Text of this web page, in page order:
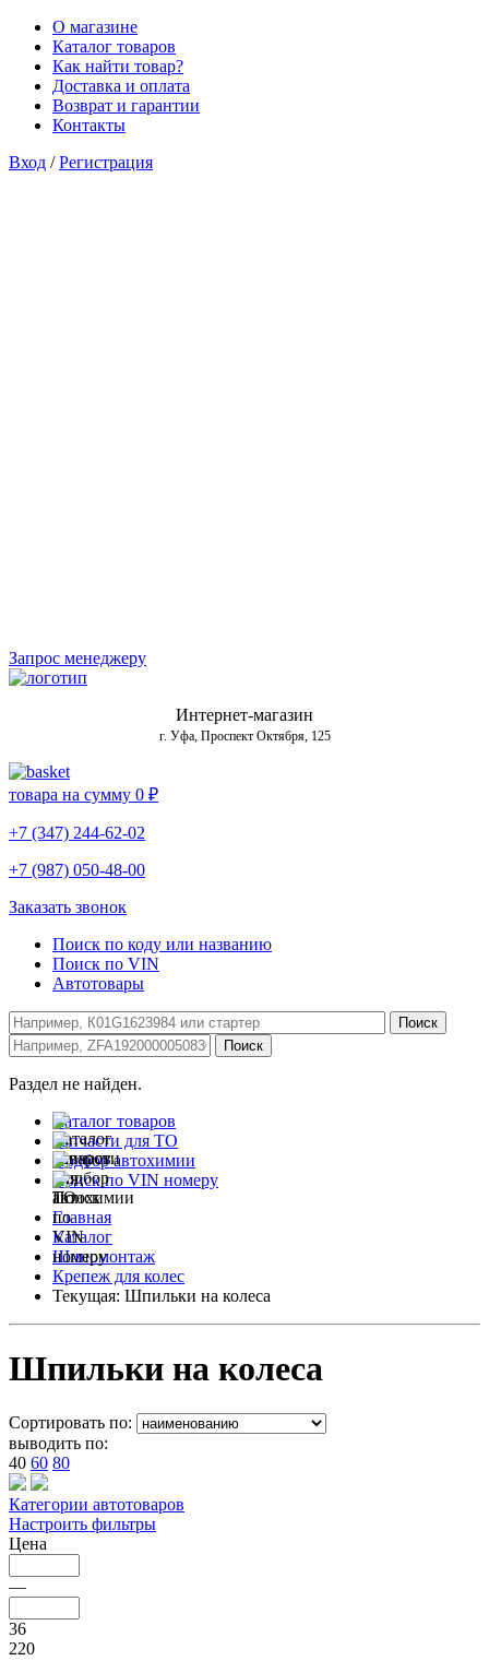
О магазине
Каталог товаров
Как найти товар?
Доставка и оплата
Возврат и гарантии
Контакты
Вход / Регистрация
Запрос менеджеру
Интернет-магазин
г. Уфа, Проспект Октября, 125
товара на сумму 0 ₽
+7 (347) 244-62-02
+7 (987) 050-48-00
Заказать звонок
Поиск по коду или названию
Поиск по VIN
Автотовары
Раздел не найден.
Каталог товаров
Запчасти для ТО
Подбор автохимии
Поиск по VIN номеру
Главная
Каталог
Шиномонтаж
Крепеж для колес
Текущая: Шпильки на колеса
Шпильки на колеса
Сортировать по:
выводить по:
40 60 80
Категории автотоваров
Настроить фильтры
Цена
—
36
220